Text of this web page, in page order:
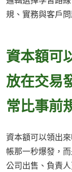
規、實務與客戶
資本額可
放在交易
常比事前
資本額可以領出
帳那一秒爆發，
公司出售、負責